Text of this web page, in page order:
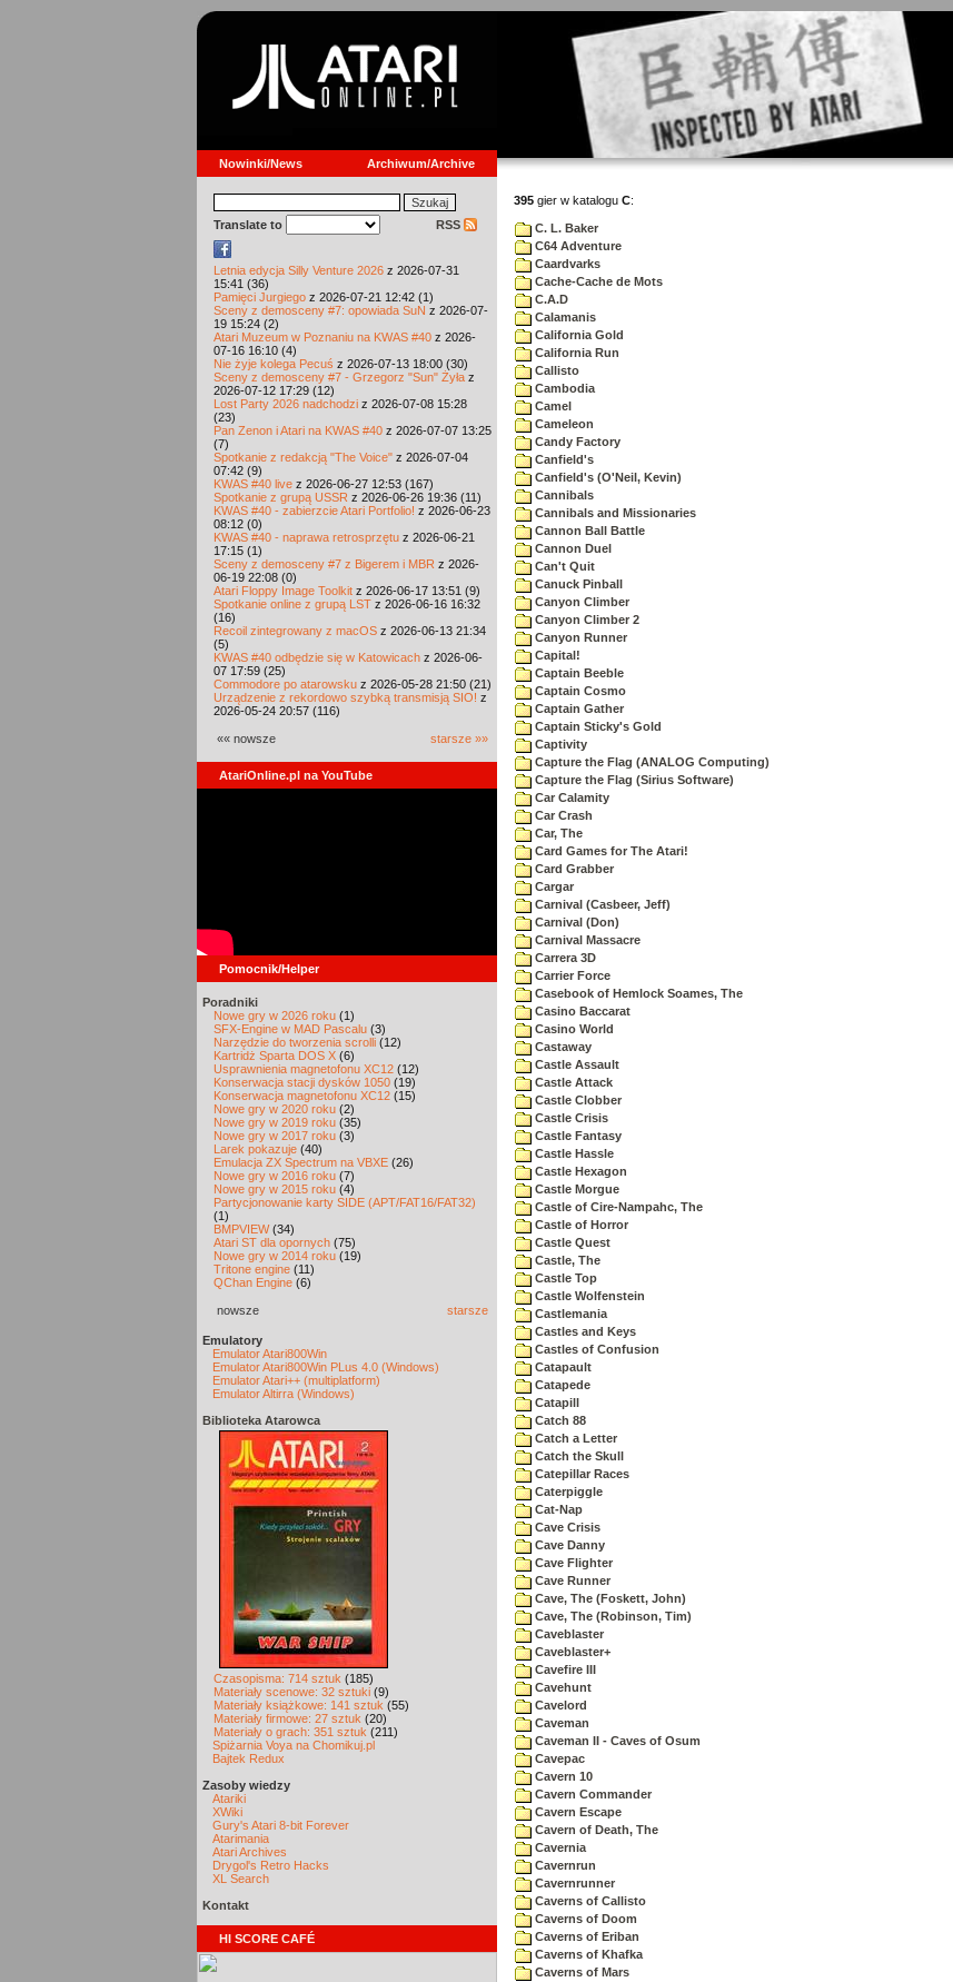
Nowinki/News Archiwum/Archive
Translate to RSS
Letnia edycja Silly Venture 2026 z 2026-07-31
15:41 (36)
Pamięci Jurgiego z 2026-07-21 12:42 (1)
Sceny z demosceny #7: opowiada SuN z 2026-07-
19 15:24 (2)
Atari Muzeum w Poznaniu na KWAS #40 z 2026-
07-16 16:10 (4)
Nie żyje kolega Pecuś z 2026-07-13 18:00 (30)
Sceny z demosceny #7 - Grzegorz "Sun" Żyła z
2026-07-12 17:29 (12)
Lost Party 2026 nadchodzi z 2026-07-08 15:28
(23)
Pan Zenon i Atari na KWAS #40 z 2026-07-07 13:25
(7)
Spotkanie z redakcją "The Voice" z 2026-07-04
07:42 (9)
KWAS #40 live z 2026-06-27 12:53 (167)
Spotkanie z grupą USSR z 2026-06-26 19:36 (11)
KWAS #40 - zabierzcie Atari Portfolio! z 2026-06-23
08:12 (0)
KWAS #40 - naprawa retrosprzętu z 2026-06-21
17:15 (1)
Sceny z demosceny #7 z Bigerem i MBR z 2026-
06-19 22:08 (0)
Atari Floppy Image Toolkit z 2026-06-17 13:51 (9)
Spotkanie online z grupą LST z 2026-06-16 16:32
(16)
Recoil zintegrowany z macOS z 2026-06-13 21:34
(5)
KWAS #40 odbędzie się w Katowicach z 2026-06-
07 17:59 (25)
Commodore po atarowsku z 2026-05-28 21:50 (21)
Urządzenie z rekordowo szybką transmisją SIO! z
2026-05-24 20:57 (116)
«« nowsze starsze »»
AtariOnline.pl na YouTube
Pomocnik/Helper
Poradniki
Nowe gry w 2026 roku (1)
SFX-Engine w MAD Pascalu (3)
Narzędzie do tworzenia scrolli (12)
Kartridż Sparta DOS X (6)
Usprawnienia magnetofonu XC12 (12)
Konserwacja stacji dysków 1050 (19)
Konserwacja magnetofonu XC12 (15)
Nowe gry w 2020 roku (2)
Nowe gry w 2019 roku (35)
Nowe gry w 2017 roku (3)
Larek pokazuje (40)
Emulacja ZX Spectrum na VBXE (26)
Nowe gry w 2016 roku (7)
Nowe gry w 2015 roku (4)
Partycjonowanie karty SIDE (APT/FAT16/FAT32)
(1)
BMPVIEW(34)
Atari ST dla opornych (75)
Nowe gry w 2014 roku (19)
Tritone engine (11)
QChan Engine (6)
nowsze starsze
Emulatory
Emulator Atari800Win
Emulator Atari800Win PLus 4.0 (Windows)
Emulator Atari++ (multiplatform)
Emulator Altirra (Windows)
Biblioteka Atarowca
Czasopisma: 714 sztuk (185)
Materiały scenowe: 32 sztuki (9)
Materiały książkowe: 141 sztuk (55)
Materiały firmowe: 27 sztuk (20)
Materiały o grach: 351 sztuk (211)
Spiżarnia Voya na Chomikuj.pl
Bajtek Redux
Zasoby wiedzy
Atariki
XWiki
Gury's Atari 8-bit Forever
Atarimania
Atari Archives
Drygol's Retro Hacks
XL Search
Kontakt
HI SCORE CAFÉ
395 gier w katalogu C:
C. L. Baker
C64 Adventure
Caardvarks
Cache-Cache de Mots
C.A.D
Calamanis
California Gold
California Run
Callisto
Cambodia
Camel
Cameleon
Candy Factory
Canfield's
Canfield's (O'Neil, Kevin)
Cannibals
Cannibals and Missionaries
Cannon Ball Battle
Cannon Duel
Can't Quit
Canuck Pinball
Canyon Climber
Canyon Climber 2
Canyon Runner
Capital!
Captain Beeble
Captain Cosmo
Captain Gather
Captain Sticky's Gold
Captivity
Capture the Flag (ANALOG Computing)
Capture the Flag (Sirius Software)
Car Calamity
Car Crash
Car, The
Card Games for The Atari!
Card Grabber
Cargar
Carnival (Casbeer, Jeff)
Carnival (Don)
Carnival Massacre
Carrera 3D
Carrier Force
Casebook of Hemlock Soames, The
Casino Baccarat
Casino World
Castaway
Castle Assault
Castle Attack
Castle Clobber
Castle Crisis
Castle Fantasy
Castle Hassle
Castle Hexagon
Castle Morgue
Castle of Cire-Nampahc, The
Castle of Horror
Castle Quest
Castle, The
Castle Top
Castle Wolfenstein
Castlemania
Castles and Keys
Castles of Confusion
Catapault
Catapede
Catapill
Catch 88
Catch a Letter
Catch the Skull
Catepillar Races
Caterpiggle
Cat-Nap
Cave Crisis
Cave Danny
Cave Flighter
Cave Runner
Cave, The (Foskett, John)
Cave, The (Robinson, Tim)
Caveblaster
Caveblaster+
Cavefire III
Cavehunt
Cavelord
Caveman
Caveman II - Caves of Osum
Cavepac
Cavern 10
Cavern Commander
Cavern Escape
Cavern of Death, The
Cavernia
Cavernrun
Cavernrunner
Caverns of Callisto
Caverns of Doom
Caverns of Eriban
Caverns of Khafka
Caverns of Mars